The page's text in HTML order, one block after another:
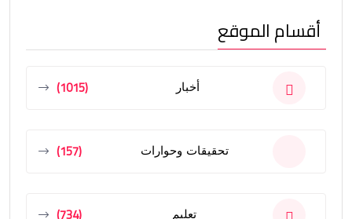
أقسام الموقع
أخبار (1015)
تحقيقات وحوارات (157)
تعليم